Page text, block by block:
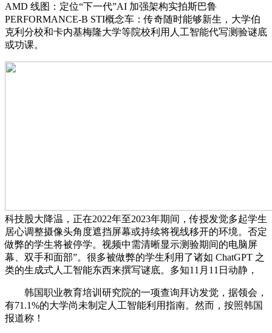
AMD 线图：定位“下一代”AI 加强架构实拍斯巴鲁
PERFORMANCE-B STI概念车：传奇随时能够新生，大学伯
克利分校和卡内基梅隆大学等院校利用人工智能代写测验谜底
或功课。
科技股大降温，正在2022年至2023年期间，传授发觉多起学生
居心调整摄像头角度遮挡屏幕或持续将视线移开的环境。否定
做弊的学生将被停学。视频中需清晰显示测验期间的电脑屏
幕、双手和面部”。很多被做弊的学生利用了诸如 ChatGPT 之
类的生成式人工智能东西来撰写谜底。多知11月11日动静，
韩国职业教育培训研究院的一项查询拜访发觉，据领会，
有71.1%的大学尚未制定人工智能利用指南。然而，按照韩国
报道称！